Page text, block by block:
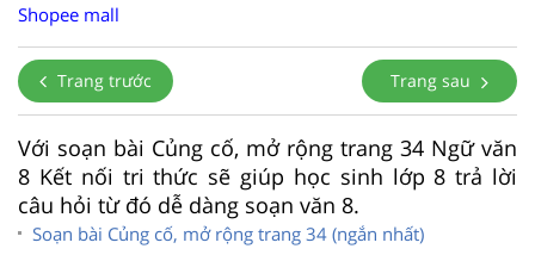
Shopee mall
Trang trước Trang sau
Với soạn bài Củng cố, mở rộng trang 34 Ngữ văn
8 Kết nối tri thức sẽ giúp học sinh lớp 8 trả lời
câu hỏi từ đó dễ dàng soạn văn 8.
Soạn bài Củng cố, mở rộng trang 34 (ngắn nhất)